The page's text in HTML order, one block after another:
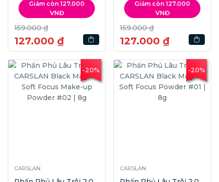
Giảm còn 127.000
VNĐ
159.000 ₫
127.000 ₫
Giảm còn 127.000
VNĐ
159.000 ₫
127.000 ₫
-20%
CARSLAN
-20%
CARSLAN